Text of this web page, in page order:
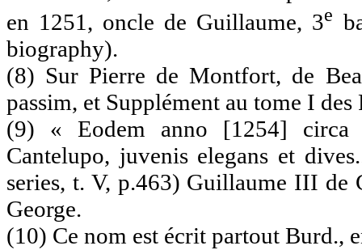
en 1251, oncle de Guillaume, 3e
biography).
(8) Sur Pierre de Montfort, de
passim, et Supplément au tome I des
(9) « Eodem anno [1254] circa
Cantelupo, juvenis elegans et
series, t. V, p.463) Guillaume III de
George.
(10) Ce nom est écrit partout Burd.,